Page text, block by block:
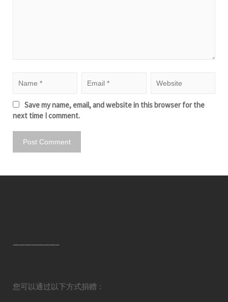
Save my name, email, and website in this browser for the
next time I comment.
———————–
您可以通过以下方式捐赠：